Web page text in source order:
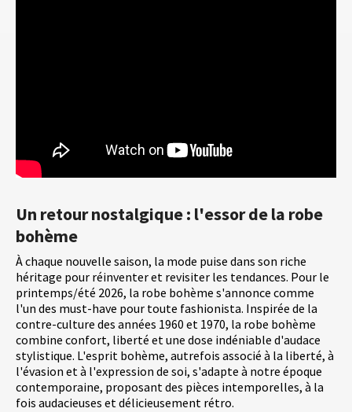
Un retour nostalgique : l'essor de la robe
bohème
À chaque nouvelle saison, la mode puise dans son riche
héritage pour réinventer et revisiter les tendances. Pour le
printemps/été 2026, la robe bohème s'annonce comme
l'un des must-have pour toute fashionista. Inspirée de la
contre-culture des années 1960 et 1970, la robe bohème
combine confort, liberté et une dose indéniable d'audace
stylistique. L'esprit bohème, autrefois associé à la liberté, à
l'évasion et à l'expression de soi, s'adapte à notre époque
contemporaine, proposant des pièces intemporelles, à la
fois audacieuses et délicieusement rétro.